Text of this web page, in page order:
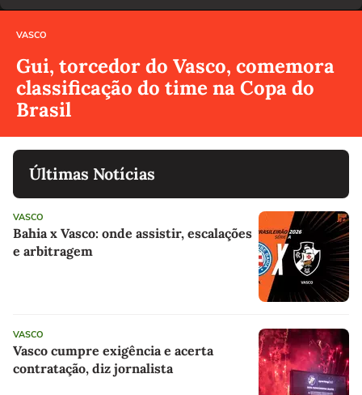
VASCO
Gui, torcedor do Vasco, comemora
classificação do time na Copa do
Brasil
Últimas Notícias
VASCO
Bahia x Vasco: onde assistir, escalações
e arbitragem
VASCO
Vasco cumpre exigência e acerta
contratação, diz jornalista